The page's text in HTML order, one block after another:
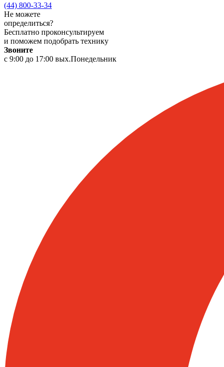
(44) 800-33-34
Не можете
определиться?
Бесплатно проконсультируем
и поможем подобрать технику
Звоните
с 9:00 до 17:00 вых.Понедельник